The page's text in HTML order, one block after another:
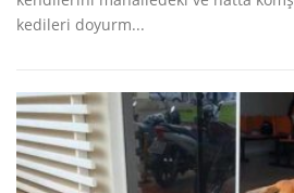
kedileri doyurm...